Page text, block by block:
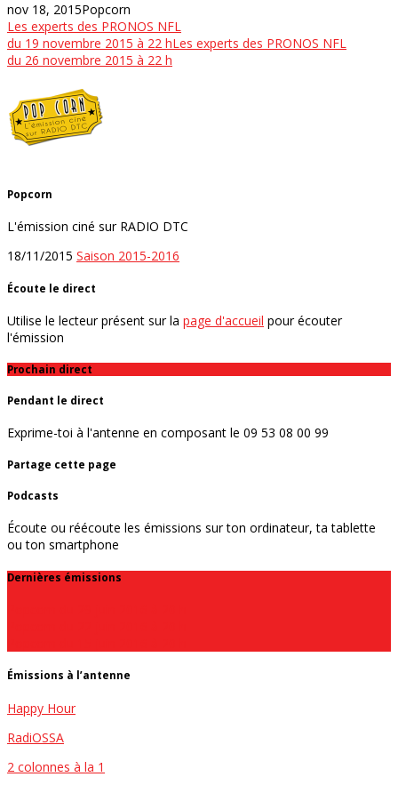
nov 18, 2015Popcorn
Les experts des PRONOS NFL
du 19 novembre 2015 à 22 hLes experts des PRONOS NFL
du 26 novembre 2015 à 22 h
Popcorn
L'émission ciné sur RADIO DTC
18/11/2015 Saison 2015-2016
Écoute le direct
Utilise le lecteur présent sur la page d'accueil pour écouter
l'émission
Prochain direct
Pendant le direct
Exprime-toi à l'antenne en composant le 09 53 08 00 99
Partage cette page
Podcasts
Écoute ou réécoute les émissions sur ton ordinateur, ta tablette
ou ton smartphone
Dernières émissions
Émissions à l’antenne
Happy Hour
RadiOSSA
2 colonnes à la 1